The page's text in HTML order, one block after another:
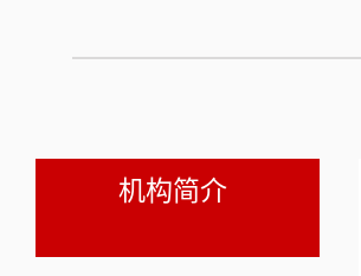
机构简介